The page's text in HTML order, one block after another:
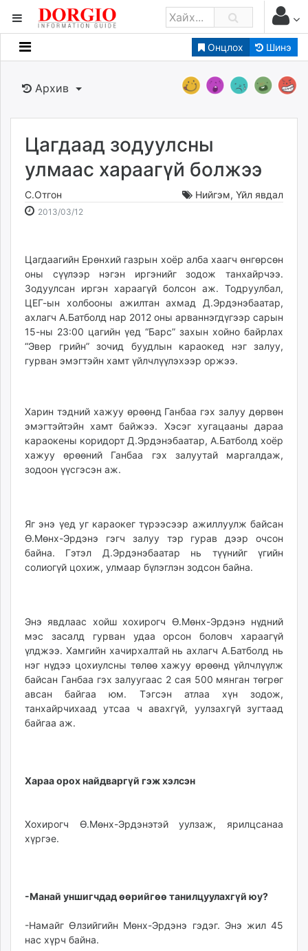
Онцлох Шинэ
Мэдээллийн
Банк санхүү
Бизнес ААН
Төрийн
Нийслэлийн
dorgio.mn
Gogo.mn
zindaa.mn
Baabar.mn
tovch.mn
ikon.mn
mnb.mn
Livetv.mn
shuud.mn
eagle.mn
ergelt.mn
zarig.mn
today.mn
ugluu.mn
urlag.mn
unen.mn
unuudur.mn
isee.mn
mglradio.com
fact.mn
itoim.mn
tumen.mn
mass.mn
assa.mn
toim.mn
Архив
Цагдаад зодуулсны
улмаас хараагүй болжээ
С.Отгон Нийгэм, Үйл явдал
2013/03/12
15:32:51
18:55:12
Цагдаагийн Ерөнхий газ­рын хоёр алба хаагч өнгөрсөн
оны сүүлээр нэгэн иргэнийг зодож танхайрчээ.
Зодуулсан иргэн хараагүй болсон аж. Тодруулбал,
ЦЕГ-ын хол­­бооны ажилтан ахмад Д.Эрдэнэбаатар,
ахлагч А.Бат­­болд нар 2012 оны арван­нэгдүгээр сарын
15-ны 23:00 цагийн үед “Барс” захын хойно байрлах
“Эвер грийн” зочид буудлын ка­раокед нэг залуу,
гурван эмэгтэйн хамт үйлчлүүлэхээр оржээ.
Харин тэдний хажуу өрөөнд Ганбаа гэх залуу дөрвөн
эмэгтэйтэйн хамт байжээ. Хэсэг хугацааны дараа
караокены коридорт Д.Эр­дэнэ­­баатар, А.Батболд хоёр
хажуу өрөөний Ганбаа гэх залуутай маргалдаж,
зодоон үүсгэсэн аж.
Яг энэ үед уг караокег түрээсээр ажиллуулж бай­сан
Ө.Мөнх-Эрдэнэ гэгч залуу тэр гурав дээр очсон
байна. Гэтэл Д.Эрдэнэбаатар нь түүнийг үгийн
солиогүй цохиж, улмаар бүлэглэн зодсон байна.
Энэ явдлаас хойш хохи­рогч Ө.Мөнх-Эрдэнэ нүдний
мэс засалд гурван удаа орсон боловч хараагүй
үлджээ. Хамгийн хачирхалтай нь ахлагч А.Батболд нь
нэг нүдээ цохиулсны төлөө хажуу өрөөнд үйлчлүүлж
байсан Ганбаа гэх залуугаас 2 сая 500 мянган төгрөг
авсан байгаа юм. Тэгсэн атлаа хүн зодож,
танхайрчихаад утсаа ч авахгүй, уулзахгүй зугтаад
байгаа аж.
Хараа орох найдваргүй гэж хэлсэн
Хохирогч Ө.Мөнх-Эрдэнэтэй уулзаж, ярилцсанаа
хүргэе.
-Манай уншигчдад өөрийгөө танилцуулахгүй юу?
-Намайг Өлзийгийн Мөнх-Эрдэнэ гэдэг. Энэ жил 45
нас хүрч байна.